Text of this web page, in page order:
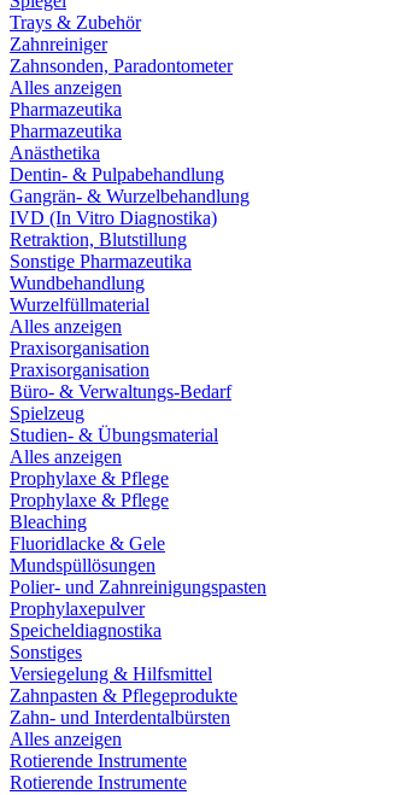
Trays & Zubehör
Zahnreiniger
Zahnsonden, Paradontometer
Alles anzeigen
Pharmazeutika
Pharmazeutika
Anästhetika
Dentin- & Pulpabehandlung
Gangrän- & Wurzelbehandlung
IVD (In Vitro Diagnostika)
Retraktion, Blutstillung
Sonstige Pharmazeutika
Wundbehandlung
Wurzelfüllmaterial
Alles anzeigen
Praxisorganisation
Praxisorganisation
Büro- & Verwaltungs-Bedarf
Spielzeug
Studien- & Übungsmaterial
Alles anzeigen
Prophylaxe & Pflege
Prophylaxe & Pflege
Bleaching
Fluoridlacke & Gele
Mundspüllösungen
Polier- und Zahnreinigungspasten
Prophylaxepulver
Speicheldiagnostika
Sonstiges
Versiegelung & Hilfsmittel
Zahnpasten & Pflegeprodukte
Zahn- und Interdentalbürsten
Alles anzeigen
Rotierende Instrumente
Rotierende Instrumente